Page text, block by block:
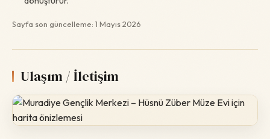
Sayfa son güncelleme: 1 Mayıs 2026
Ulaşım / İletişim